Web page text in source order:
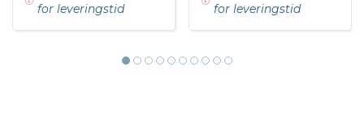
for leveringstid
for leveringstid